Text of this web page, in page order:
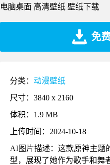
免
分类： 动漫壁纸
尺寸：3840 x 2160
体积：1.9 MB
上传时间：2024-10-18
AI图片描述：这款原神主题
型，展现了她作为歌手和舞